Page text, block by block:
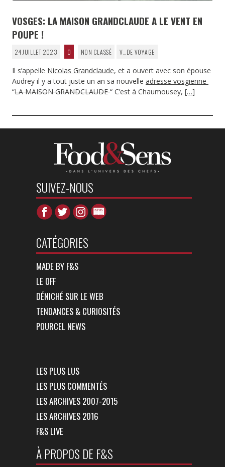
VOSGES: LA MAISON GRANDCLAUDE A LE VENT EN
POUPE !
24 JUILLET 2023 0 NON CLASSÉ V…DE VOYAGE
Il s’appelle Nicolas Grandclaude, et a ouvert avec son épouse
Audrey il y a tout juste un an sa nouvelle adresse vosgienne
“LA MAISON GRANDCLAUDE“ C’est à Chaumousey, […]
SUIVEZ-NOUS
CATÉGORIES
MADE BY F&S
LE OFF
DÉNICHÉ SUR LE WEB
TENDANCES & CURIOSITÉS
POURCEL NEWS
LES PLUS LUS
LES PLUS COMMENTÉS
LES ARCHIVES 2007-2015
LES ARCHIVES 2016
F&S LIVE
À PROPOS DE F&S